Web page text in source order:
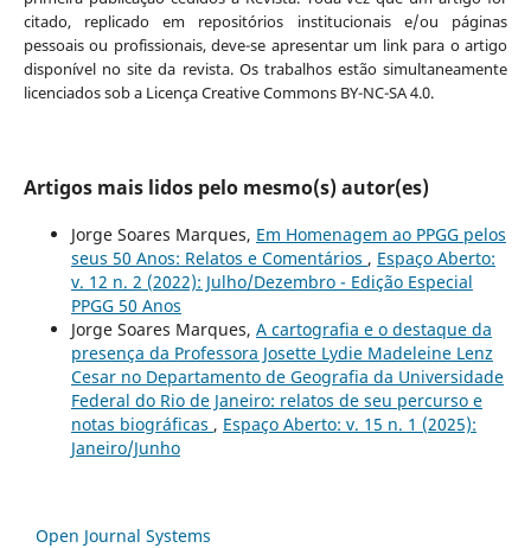
citado, replicado em repositórios institucionais e/ou páginas
pessoais ou profissionais, deve-se apresentar um link para o artigo
disponível no site da revista. Os trabalhos estão simultaneamente
licenciados sob a Licença Creative Commons BY-NC-SA 4.0.
Artigos mais lidos pelo mesmo(s) autor(es)
Jorge Soares Marques, Em Homenagem ao PPGG pelos
seus 50 Anos: Relatos e Comentários , Espaço Aberto:
v. 12 n. 2 (2022): Julho/Dezembro - Edição Especial
PPGG 50 Anos
Jorge Soares Marques, A cartografia e o destaque da
presença da Professora Josette Lydie Madeleine Lenz
Cesar no Departamento de Geografia da Universidade
Federal do Rio de Janeiro: relatos de seu percurso e
notas biográficas , Espaço Aberto: v. 15 n. 1 (2025):
Janeiro/Junho
Open Journal Systems